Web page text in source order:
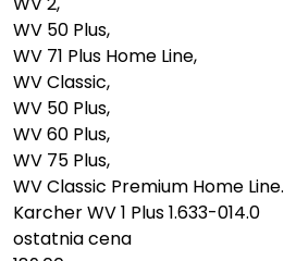
WV 50 Plus,
WV 71 Plus Home Line,
WV Classic,
WV 50 Plus,
WV 60 Plus,
WV 75 Plus,
WV Classic Premium Home Line.
Karcher WV 1 Plus 1.633-014.0
ostatnia cena